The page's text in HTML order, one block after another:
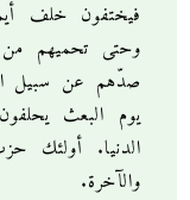
فيختفون خلف
وحتى تحميهم من
صدّهم عن سبيل
يوم البعث
الدنيا. أولئك
والآخرة.